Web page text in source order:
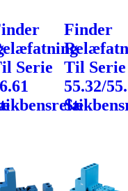
Serie
Finder
Til Serie
55.32/